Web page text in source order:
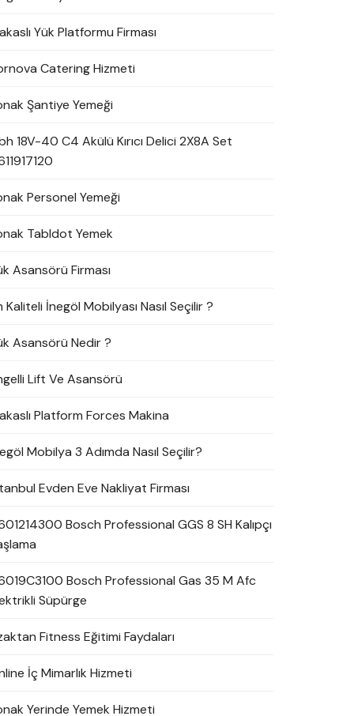
Yük Platformu Firması
Catering Hizmeti
Şantiye Yemeği
18V-40 C4 Akülü Kırıcı Delici 2X8A Set
Personel Yemeği
Tabldot Yemek
Asansörü Firması
Kaliteli İnegöl Mobilyası Nasıl Seçilir ?
Asansörü Nedir ?
Lift Ve Asansörü
Platform Forces Makina
Mobilya 3 Adımda Nasıl Seçilir?
Evden Eve Nakliyat Firması
Bosch Professional GGS 8 SH Kalıpçı
Bosch Professional Gas 35 M Afc
Süpürge
Fitness Eğitimi Faydaları
İç Mimarlık Hizmeti
Yerinde Yemek Hizmeti